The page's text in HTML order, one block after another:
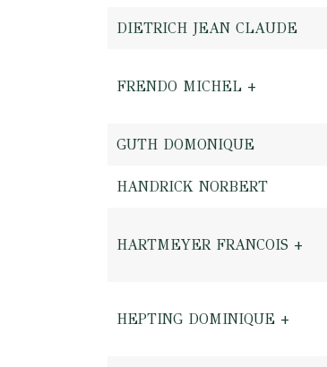
DIETRICH JEAN CLAUDE
FRENDO MICHEL +
GUTH DOMONIQUE
HANDRICK NORBERT
HARTMEYER FRANCOIS +
HEPTING DOMINIQUE +